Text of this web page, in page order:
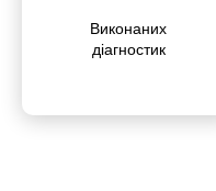
Викона­них
діагностик